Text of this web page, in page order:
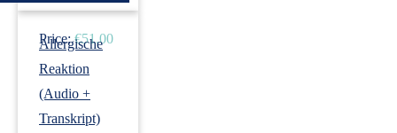
Price: €51.00
Allergische
Reaktion
(Audio +
Transkript)